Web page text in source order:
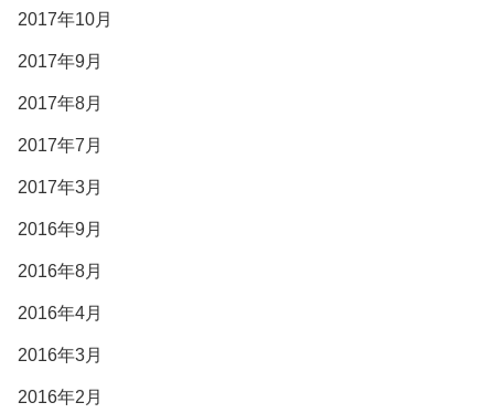
2017年10月
2017年9月
2017年8月
2017年7月
2017年3月
2016年9月
2016年8月
2016年4月
2016年3月
2016年2月